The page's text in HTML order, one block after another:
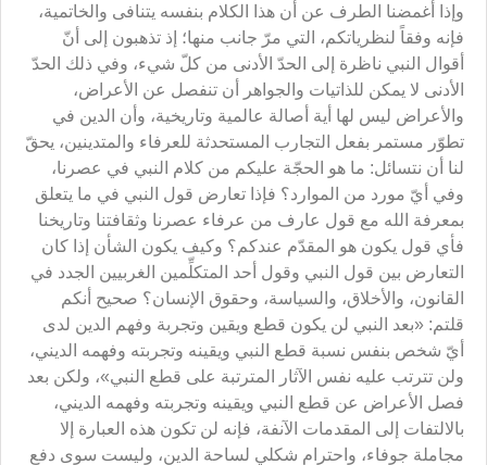
وإذا أغمضنا الطرف عن أن هذا الكلام بنفسه يتنافى والخاتمية،
فإنه وفقاً لنظرياتكم، التي مرّ جانب منها؛ إذ تذهبون إلى أنّ
أقوال النبي ناظرة إلى الحدّ الأدنى من كلّ شيء، وفي ذلك الحدّ
الأدنى لا يمكن للذاتيات والجواهر أن تنفصل عن الأعراض،
والأعراض ليس لها أية أصالة عالمية وتاريخية، وأن الدين في
تطوّر مستمر بفعل التجارب المستحدثة للعرفاء والمتدينين، يحقّ
لنا أن نتسائل: ما هو الحجّة عليكم من كلام النبي في عصرنا،
وفي أيّ مورد من الموارد؟ فإذا تعارض قول النبي في ما يتعلق
بمعرفة الله مع قول عارف من عرفاء عصرنا وثقافتنا وتاريخنا
فأي قول يكون هو المقدّم عندكم؟ وكيف يكون الشأن إذا كان
التعارض بين قول النبي وقول أحد المتكلِّمين الغربيين الجدد في
القانون، والأخلاق، والسياسة، وحقوق الإنسان؟ صحيح أنكم
قلتم: «بعد النبي لن يكون قطع ويقين وتجربة وفهم الدين لدى
أيّ شخص بنفس نسبة قطع النبي ويقينه وتجربته وفهمه الديني،
ولن تترتب عليه نفس الآثار المترتبة على قطع النبي»، ولكن بعد
فصل الأعراض عن قطع النبي ويقينه وتجربته وفهمه الديني،
بالالتفات إلى المقدمات الآنفة، فإنه لن تكون هذه العبارة إلا
مجاملة جوفاء، واحترام شكلي لساحة الدين، وليست سوى دفع